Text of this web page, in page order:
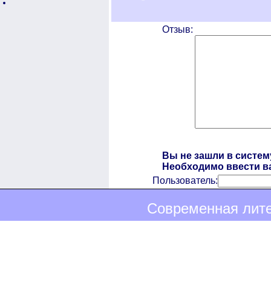
Отзыв:
Вы не зашли в
Необходимо ввести
Пользователь:
Современная